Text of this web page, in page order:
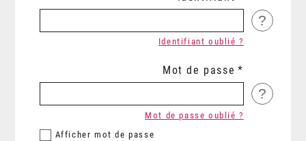
?
Identifiant oublié ?
Mot de passe
?
Afficher mot de passe
Mot de passe oublié ?